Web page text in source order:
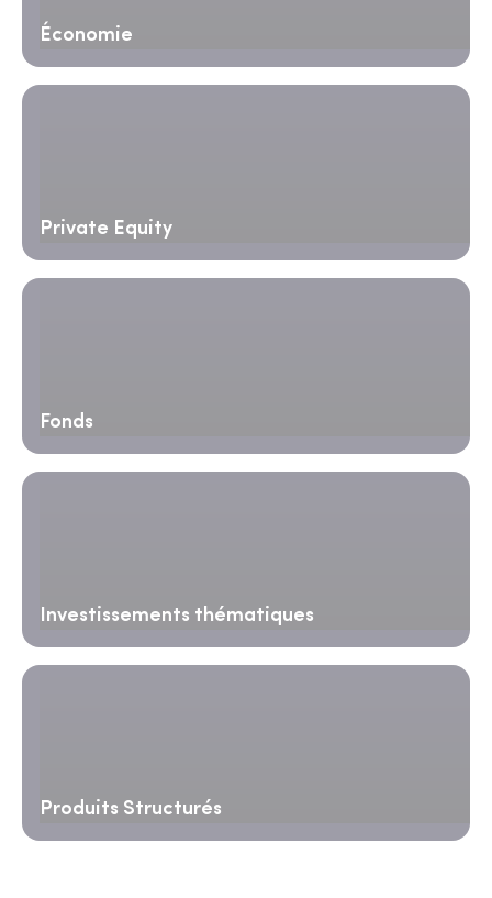
Économie
Private Equity
Fonds
Investissements thématiques
Produits Structurés